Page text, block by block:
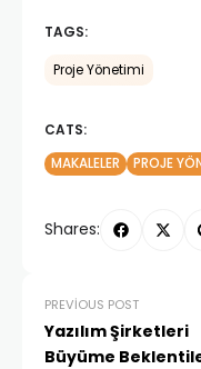
TAGS:
Proje Yönetimi
CATS:
MAKALELER
PROJE
Shares:
PREVIOUS POST
Yazılım Şirketleri
Büyüme